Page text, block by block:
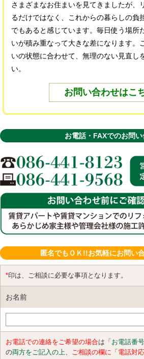
さまざまなお住まいを見てきましたが、
るだけではなく、これからの暮らしの負
でもあると感じています。毎日使う場所
いが積み重なって大きな差になります。
いの状態に合わせて、無理のない見直し
い。
お問い合わせはこ
お電話・FAXでのお問
匿名でもＯＫ!!お気軽にお問い
*印は、ご相談に必要な事項となります。
お名前
お電話での連絡をご希望の場合は「お電話番号
の両方をご記入の上 ご相談の欄に 「電話対